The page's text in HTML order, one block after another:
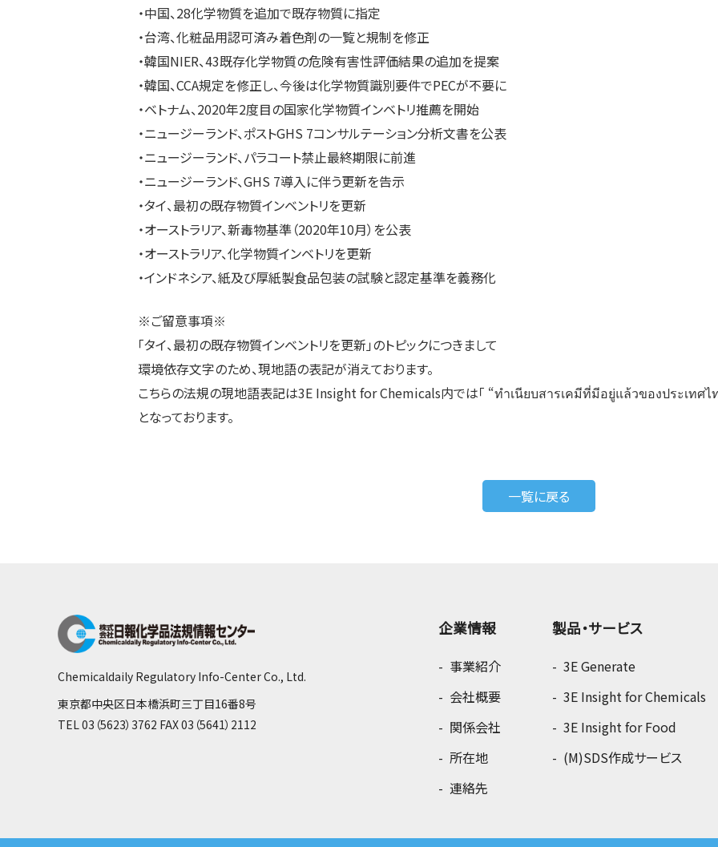
・中国、28化学物質を追加で既存物質に指定
・台湾、化粧品用認可済み着色剤の一覧と規制を修正
・韓国NIER、43既存化学物質の危険有害性評価結果の追加を提案
・韓国、CCA規定を修正し、今後は化学物質識別要件でPECが不要に
・ベトナム、2020年2度目の国家化学物質インベトリ推薦を開始
・ニュージーランド、ポストGHS 7コンサルテーション分析文書を公表
・ニュージーランド、パラコート禁止最終期限に前進
・ニュージーランド、GHS 7導入に伴う更新を告示
・タイ、最初の既存物質インベントリを更新
・オーストラリア、新毒物基準（2020年10月）を公表
・オーストラリア、化学物質インベトリを更新
・インドネシア、紙及び厚紙製食品包装の試験と認定基準を義務化
※ご留意事項※
「タイ、最初の既存物質インベントリを更新」のトピックにつきまして
環境依存文字のため、現地語の表記が消えております。
こちらの法規の現地語表記は3E Insight for Chemicals内では「 “ทำเนียบสารเคมีที่มีอยู่แล้วของประเทศไ
となっております。
一覧に戻る
企業情報
事業紹介
会社概要
関係会社
所在地
連絡先
製品・サービス
3E Generate
3E Insight for Chemicals
3E Insight for Food
(M)SDS作成サービス
Chemicaldaily Regulatory Info-Center Co., Ltd.
東京都中央区日本橋浜町三丁目16番8号
TEL 03（5623）3762 FAX 03（5641）2112